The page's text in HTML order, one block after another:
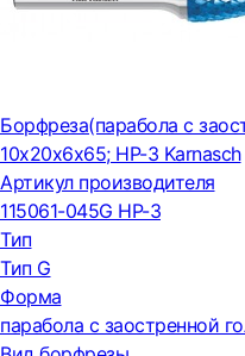
Борфреза(парабола с
10x20x6x65; HP-3 Karnasch
Артикул производителя
115061-045G HP-3
Тип
Тип G
Форма
парабола с заостренной